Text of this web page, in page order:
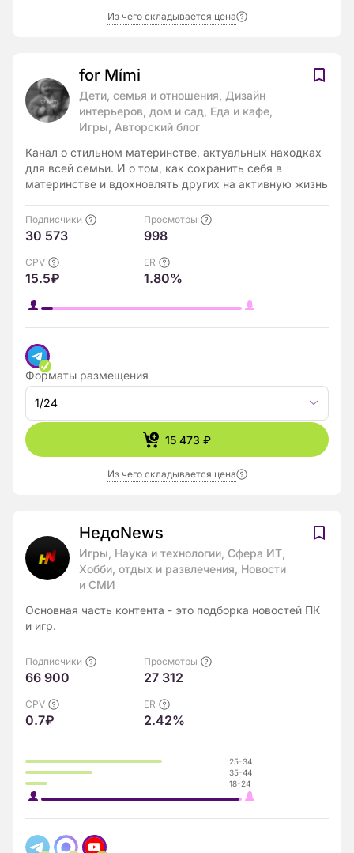
Из чего складывается цена
for Mími
Дети, семья и отношения, Дизайн
интерьеров, дом и сад, Еда и кафе,
Игры, Авторский блог
Канал о стильном материнстве, актуальных находках
для всей семьи. И о том, как сохранить себя в
материнстве и вдохновлять других на активную жизнь
Подписчики
30 573
Просмотры
998
CPV
15.5₽
ER
1.80%
Форматы размещения
1/24
15 473 ₽
Из чего складывается цена
НедоNews
Игры, Наука и технологии, Сфера ИТ,
Хобби, отдых и развлечения, Новости
и СМИ
Основная часть контента - это подборка новостей ПК
и игр.
25-34
35-44
18-24
Подписчики
66 900
Просмотры
27 312
CPV
0.7₽
ER
2.42%